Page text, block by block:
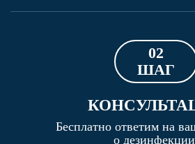
02
ШАГ
Бесплатно ответим на
о